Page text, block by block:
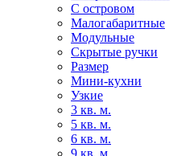
С островом
Малогабаритные
Модульные
Скрытые ручки
Размер
Мини-кухни
Узкие
3 кв. м.
5 кв. м.
6 кв. м.
9 кв. м.